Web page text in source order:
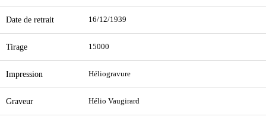
Date de retrait 16/12/1939
Tirage 15000
Impression Héliogravure
Graveur Hélio Vaugirard